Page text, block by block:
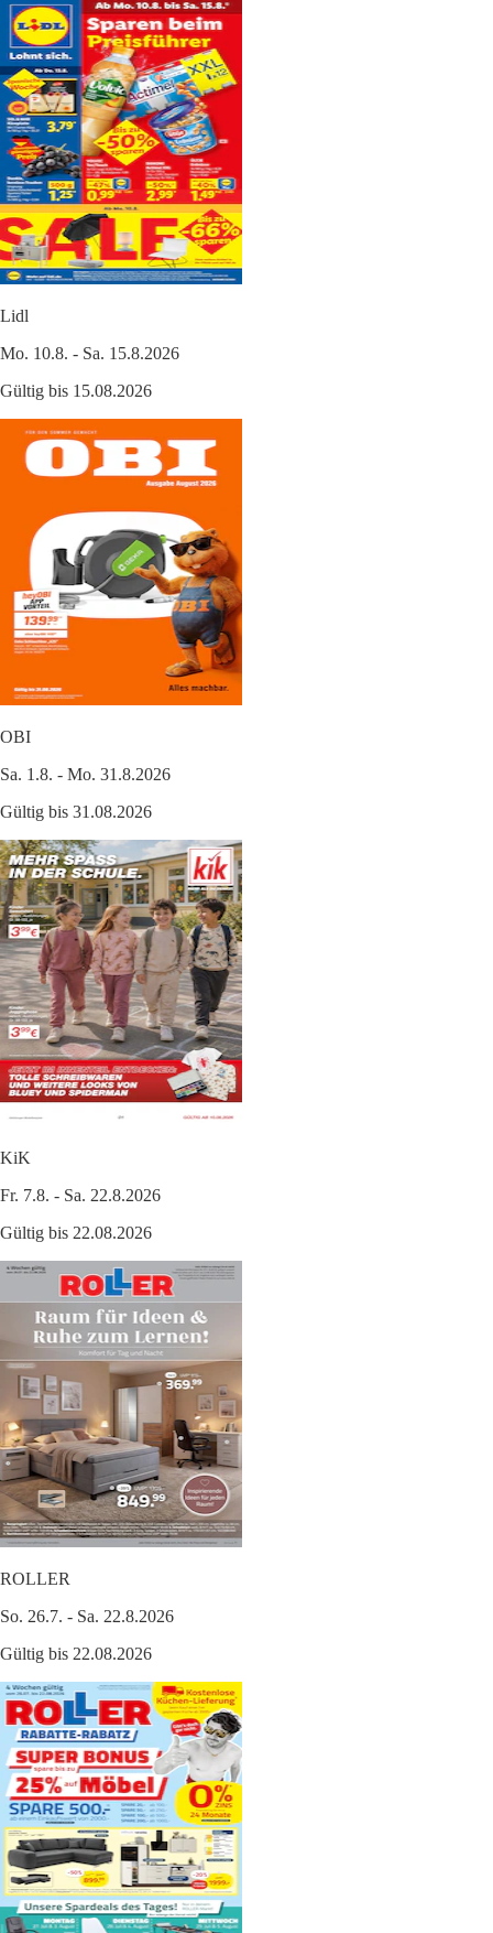
Lidl
Mo. 10.8. - Sa. 15.8.2026
Gültig bis 15.08.2026
OBI
Sa. 1.8. - Mo. 31.8.2026
Gültig bis 31.08.2026
KiK
Fr. 7.8. - Sa. 22.8.2026
Gültig bis 22.08.2026
ROLLER
So. 26.7. - Sa. 22.8.2026
Gültig bis 22.08.2026